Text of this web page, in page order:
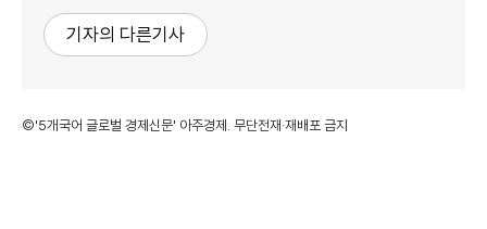
기자의 다른기사
©'5개국어 글로벌 경제신문' 아주경제. 무단전재·재배포 금지